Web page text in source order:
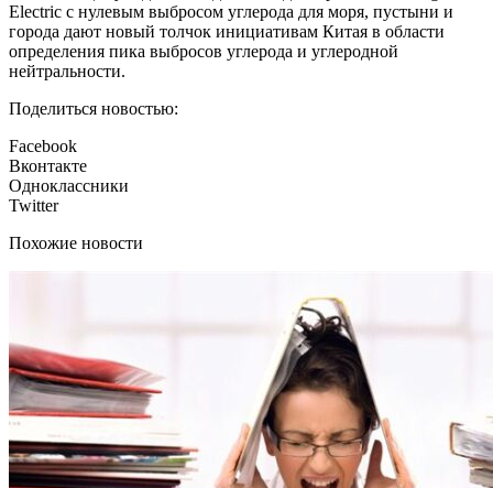
Electric с нулевым выбросом углерода для моря, пустыни и
города дают новый толчок инициативам Китая в области
определения пика выбросов углерода и углеродной
нейтральности.
Поделиться новостью:
Facebook
Вконтакте
Одноклассники
Twitter
Похожие новости